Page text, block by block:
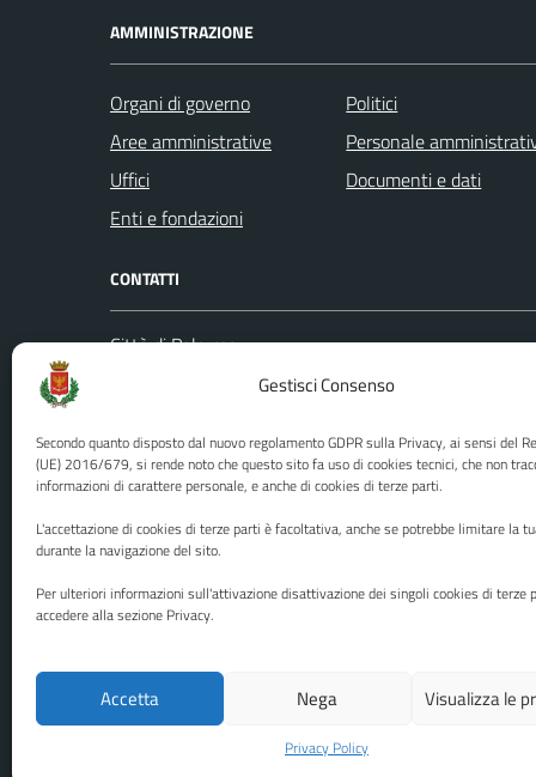
Gestisci Consenso
Secondo quanto disposto dal nuovo regolamento GDPR sulla Privacy, ai sensi del
(UE) 2016/679, si rende noto che questo sito fa uso di cookies tecnici, che non
informazioni di carattere personale, e anche di cookies di terze parti.
L'accettazione di cookies di terze parti è facoltativa, anche se potrebbe limitare la
durante la navigazione del sito.
Per ulteriori informazioni sull'attivazione disattivazione dei singoli cookies di terze
accedere alla sezione Privacy.
Accetta Nega Visualizza le
Privacy Policy
AMMINISTRAZIONE
Organi di governo
Aree amministrative
Uffici
Enti e fondazioni
Politici
Personale
Documenti e dati
CONTATTI
Città di Palermo
Codice fiscale / P. IVA:80016350821
U.O. Ufficio Relazioni con il Pubblico
(URP)
Numero verde: 0917401111
PEC:protocollo@cert.comune.palermo.it
Leggi le
Media policy Mappa del sito